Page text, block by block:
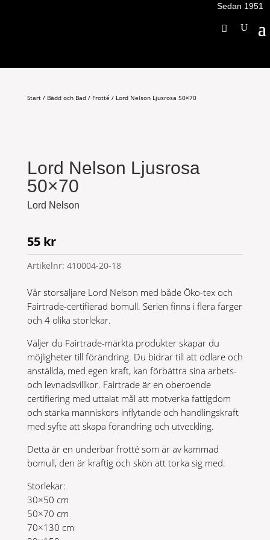
Sedan 1951
Start/ Bädd och Bad/ Frotté / Lord Nelson Ljusrosa 50×70
Lord Nelson Ljusrosa
50×70
Lord Nelson
55 kr
Artikelnr: 410004-20-18
Vår storsäljare Lord Nelson med både Öko-tex och
Fairtrade-certifierad bomull. Serien finns i flera färger
och 4 olika storlekar.
Väljer du Fairtrade-märkta produkter skapar du
möjligheter till förändring. Du bidrar till att odlare och
anställda, med egen kraft, kan förbättra sina arbets-
och levnadsvillkor. Fairtrade är en oberoende
certifiering med uttalat mål att motverka fattigdom
och stärka människors inflytande och handlingskraft
med syfte att skapa förändring och utveckling.
Detta är en underbar frotté som är av kammad
bomull, den är kraftig och skön att torka sig med.
Storlekar:
30×50 cm
50×70 cm
70×130 cm